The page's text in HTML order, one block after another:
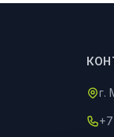
г.